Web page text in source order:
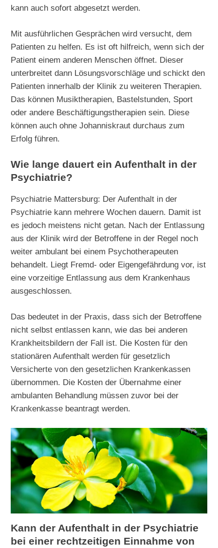
kann auch sofort abgesetzt werden.
Mit ausführlichen Gesprächen wird versucht, dem
Patienten zu helfen. Es ist oft hilfreich, wenn sich der
Patient einem anderen Menschen öffnet. Dieser
unterbreitet dann Lösungsvorschläge und schickt den
Patienten innerhalb der Klinik zu weiteren Therapien.
Das können Musiktherapien, Bastelstunden, Sport
oder andere Beschäftigungstherapien sein. Diese
können auch ohne Johanniskraut durchaus zum
Erfolg führen.
Wie lange dauert ein Aufenthalt in der
Psychiatrie?
Psychiatrie Mattersburg: Der Aufenthalt in der
Psychiatrie kann mehrere Wochen dauern. Damit ist
es jedoch meistens nicht getan. Nach der Entlassung
aus der Klinik wird der Betroffene in der Regel noch
weiter ambulant bei einem Psychotherapeuten
behandelt. Liegt Fremd- oder Eigengefährdung vor, ist
eine vorzeitige Entlassung aus dem Krankenhaus
ausgeschlossen.
Das bedeutet in der Praxis, dass sich der Betroffene
nicht selbst entlassen kann, wie das bei anderen
Krankheitsbildern der Fall ist. Die Kosten für den
stationären Aufenthalt werden für gesetzlich
Versicherte von den gesetzlichen Krankenkassen
übernommen. Die Kosten der Übernahme einer
ambulanten Behandlung müssen zuvor bei der
Krankenkasse beantragt werden.
Kann der Aufenthalt in der Psychiatrie
bei einer rechtzeitigen Einnahme von